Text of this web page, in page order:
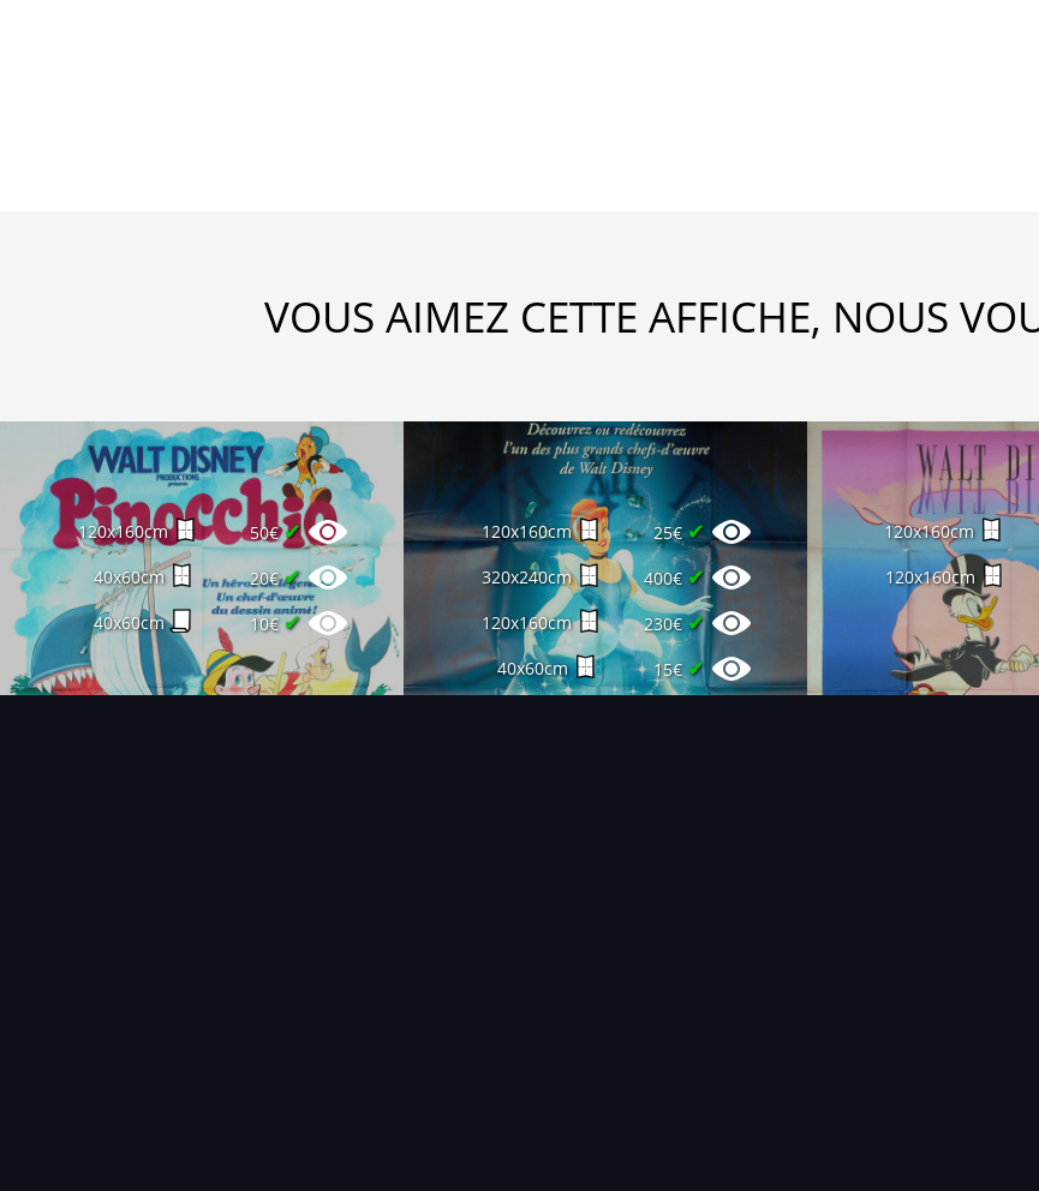
VOUS AIMEZ CETTE AFFICHE, NOUS
120x160cm 50€✔
40x60cm 20€✔
40x60cm 10€✔
120x160cm 25€✔
320x240cm 400€ ✔
120x160cm 230€✔
40x60cm 15€✔
120x160cm
120x160cm